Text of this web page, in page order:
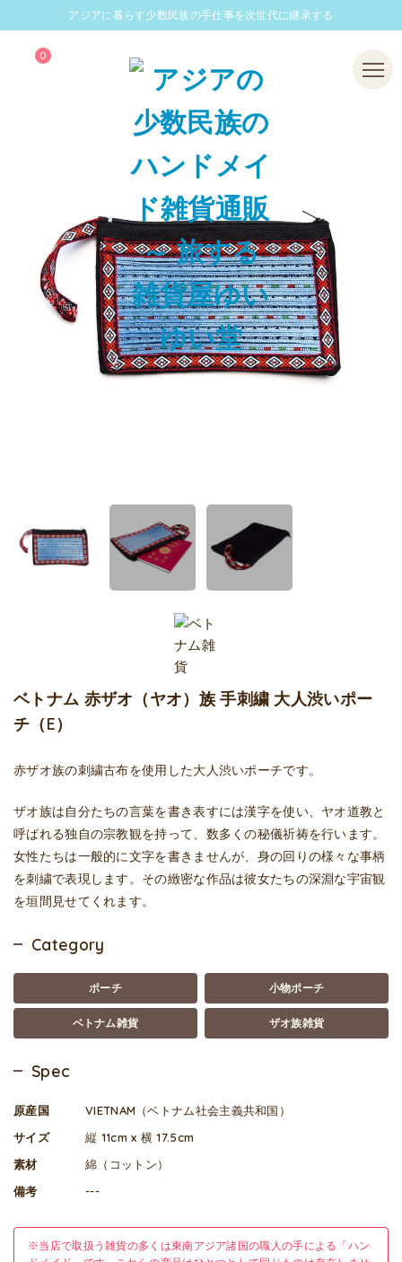
アジアに暮らす少数民族の手仕事を次世代に継承する
0 Menu
ベトナム 赤ザオ（ヤオ）族 手刺繍 大人渋いポー
チ（E）
赤ザオ族の刺繍古布を使用した大人渋いポーチです。
ザオ族は自分たちの言葉を書き表すには漢字を使い、ヤオ道教と
呼ばれる独自の宗教観を持って、数多くの秘儀祈祷を行います。
女性たちは一般的に文字を書きませんが、身の回りの様々な事柄
を刺繍で表現します。その緻密な作品は彼女たちの深淵な宇宙観
を垣間見せてくれます。
Category
ポーチ 小物ポーチ
ベトナム雑貨 ザオ族雑貨
Spec
原産国
VIETNAM（ベトナム社会主義共和国）
サイズ
縦 11cm x 横 17.5cm
素材
綿（コットン）
備考
---
※当店で取扱う雑貨の多くは東南アジア諸国の職人の手による「ハン